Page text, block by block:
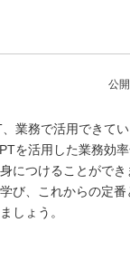
公
業務で活用できて
を活用した業務効
につけることがで
び、これからの定
しょう。